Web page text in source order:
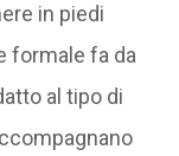
in piedi
formale fa da
al tipo di